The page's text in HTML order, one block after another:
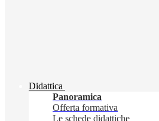
Didattica
Panoramica
Offerta formativa
Le schede didattiche